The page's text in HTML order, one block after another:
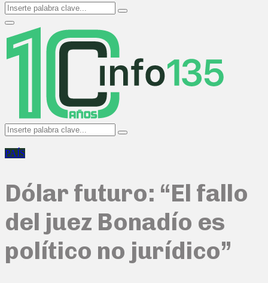
Search
for:
Search
Primary
Menu
Search
for:
Search
PAÍS
Dólar futuro: “El fallo
del juez Bonadío es
político no jurídico”